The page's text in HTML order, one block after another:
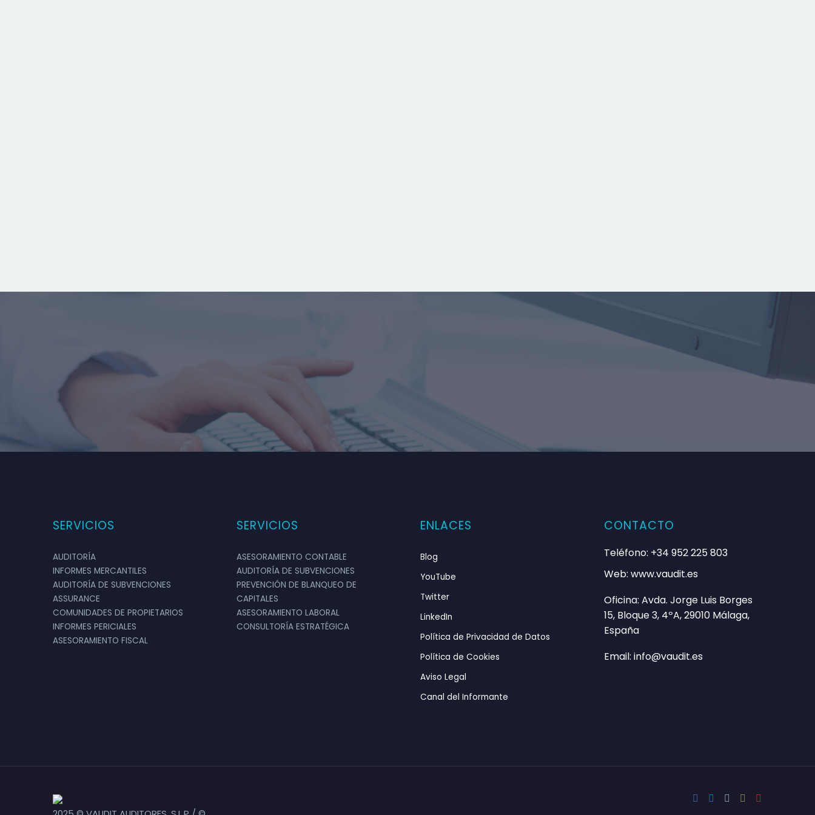
ANTONIO LÓPEZ
Director General
Realmente valoro la rápida implementación del equipo de Vaudit. Se informaron muy bien sobre la cultura y activos de
nuestra empresa y procesos para ofrecernos un servicio personalizado. Antonio
MARTA GONZÁLEZ
SERVICIOS
AUDITORÍA
INFORMES MERCANTILES
AUDITORÍA DE SUBVENCIONES
ASSURANCE
COMUNIDADES DE PROPIETARIOS
INFORMES PERICIALES
ASESORAMIENTO FISCAL
SERVICIOS
ASESORAMIENTO CONTABLE
AUDITORÍA DE SUBVENCIONES
PREVENCIÓN DE BLANQUEO DE
CAPITALES
ASESORAMIENTO LABORAL
CONSULTORÍA ESTRATÉGICA
ENLACES
Blog
YouTube
Twitter
LinkedIn
Política de Privacidad de Datos
Política de Cookies
Aviso Legal
Canal del Informante
CONTACTO
Teléfono: +34 952 225 803
Web: www.vaudit.es
Oficina: Avda. Jorge Luis Borges
15, Bloque 3, 4ºA, 29010 Málaga,
España
Email: info@vaudit.es